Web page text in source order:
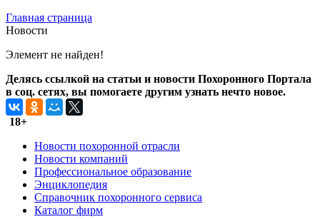
Главная страница
Новости
Элемент не найден!
Делясь ссылкой на статьи и новости Похоронного Портала
в соц. сетях, вы помогаете другим узнать нечто новое.
18+
Новости похоронной отрасли
Новости компаний
Профессиональное образование
Энциклопедия
Справочник похоронного сервиса
Каталог фирм